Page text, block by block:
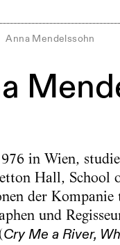
Anna Mendelssohn
in Wien,
Hall, School
der Kompanie
und
Cry Me a River,